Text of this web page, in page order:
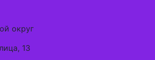
округ
13